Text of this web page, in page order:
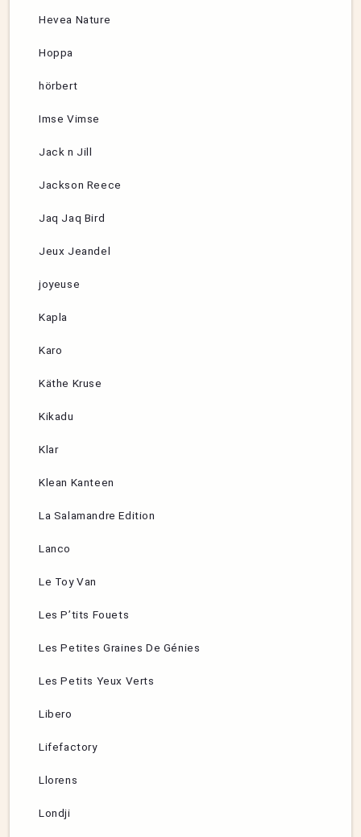
Hevea Nature
Hoppa
hörbert
Imse Vimse
Jack n Jill
Jackson Reece
Jaq Jaq Bird
Jeux Jeandel
joyeuse
Kapla
Karo
Käthe Kruse
Kikadu
Klar
Klean Kanteen
La Salamandre Edition
Lanco
Le Toy Van
Les P’tits Fouets
Les Petites Graines De Génies
Les Petits Yeux Verts
Libero
Lifefactory
Llorens
Londji